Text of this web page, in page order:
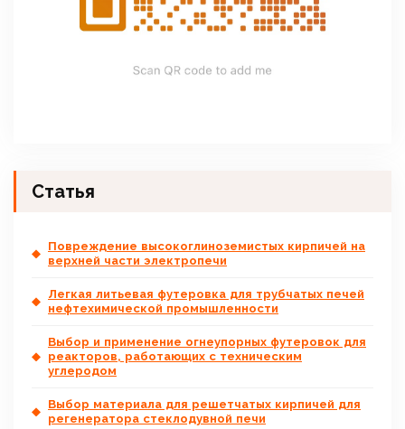
Статья
Повреждение высокоглиноземистых кирпичей на
верхней части электропечи
Легкая литьевая футеровка для трубчатых печей
нефтехимической промышленности
Выбор и применение огнеупорных футеровок для
реакторов, работающих с техническим
углеродом
Выбор материала для решетчатых кирпичей для
регенератора стеклодувной печи